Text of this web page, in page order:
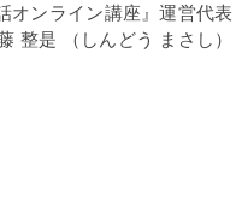
オンライン講座』運営代表
整是 （しんどう まさし）